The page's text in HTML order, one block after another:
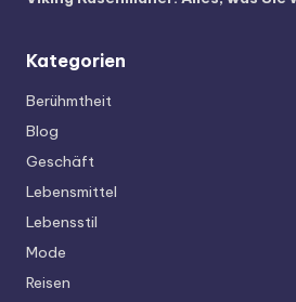
Kategorien
Berühmtheit
Blog
Geschäft
Lebensmittel
Lebensstil
Mode
Reisen